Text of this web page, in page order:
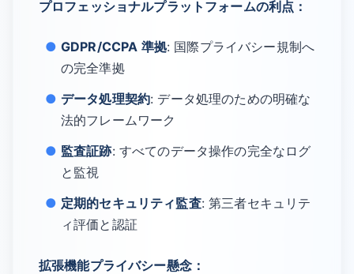
プロフェッショナルプラットフォームの利点：
GDPR/CCPA 準拠: 国際プライバシー規制へ
の完全準拠
データ処理契約: データ処理のための明確な
法的フレームワーク
監査証跡: すべてのデータ操作の完全なログ
と監視
定期的セキュリティ監査: 第三者セキュリテ
ィ評価と認証
拡張機能プライバシー懸念：